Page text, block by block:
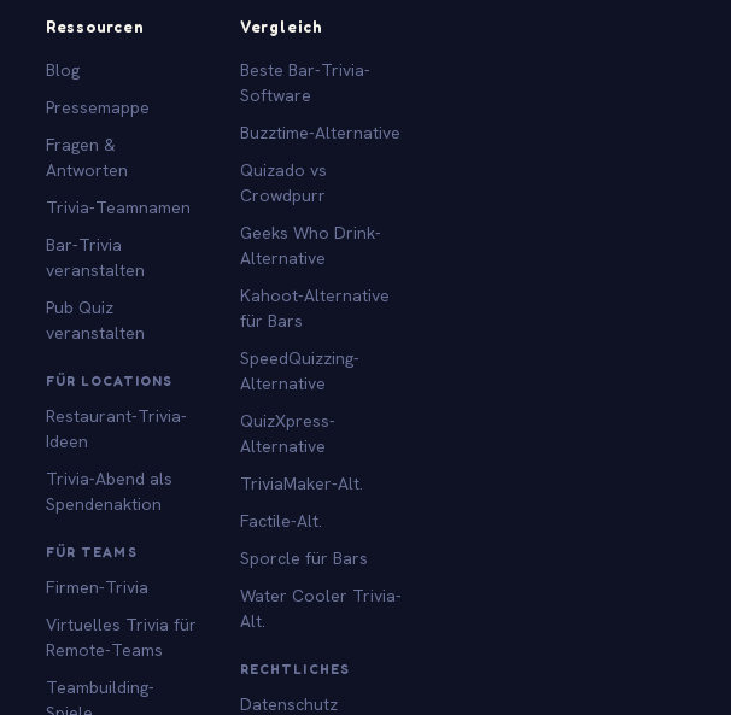
Ressourcen
Blog
Pressemappe
Fragen &
Antworten
Trivia-Teamnamen
Bar-Trivia
veranstalten
Pub Quiz
veranstalten
FÜR LOCATIONS
Restaurant-Trivia-
Ideen
Trivia-Abend als
Spendenaktion
FÜR TEAMS
Firmen-Trivia
Virtuelles Trivia für
Remote-Teams
Teambuilding-
Vergleich
Beste Bar-Trivia-
Software
Buzztime-Alternative
Quizado vs
Crowdpurr
Geeks Who Drink-
Alternative
Kahoot-Alternative
für Bars
SpeedQuizzing-
Alternative
QuizXpress-
Alternative
TriviaMaker-Alt.
Factile-Alt.
Sporcle für Bars
Water Cooler Trivia-
Alt.
RECHTLICHES
Datenschutz